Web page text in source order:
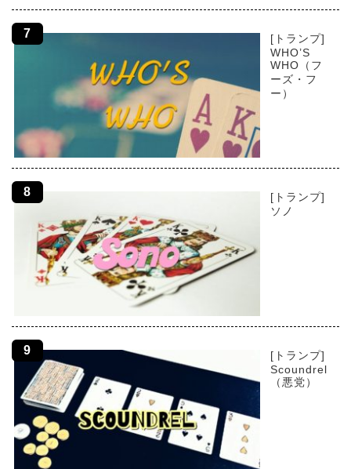
[トランプ]
WHO’S
WHO（フ
ーズ・フ
ー）
[トランプ]
ソノ
[トランプ]
Scoundrel
（悪党）